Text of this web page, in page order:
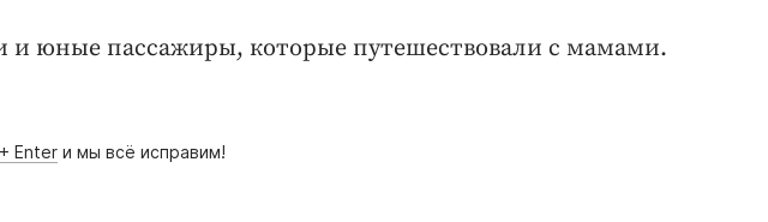
юные пассажиры, которые путешествовали с мамами.
Enter и мы всё исправим!